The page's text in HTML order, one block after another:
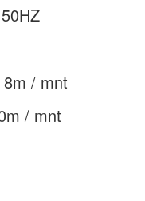
/ mnt
/ mnt